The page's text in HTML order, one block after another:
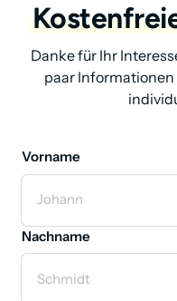
Danke für Ihr
paar
Vorname
Vorname
Nachname